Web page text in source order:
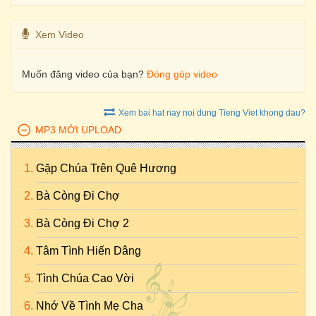
Xem Video
Muốn đăng video của bạn? Đóng góp video
Xem bai hat nay noi dung Tieng Viet khong dau?
MP3 MỚI UPLOAD
Gặp Chúa Trên Quê Hương
Bà Còng Đi Chợ
Bà Còng Đi Chợ 2
Tâm Tình Hiến Dâng
Tình Chúa Cao Vời
Nhớ Về Tình Mẹ Cha